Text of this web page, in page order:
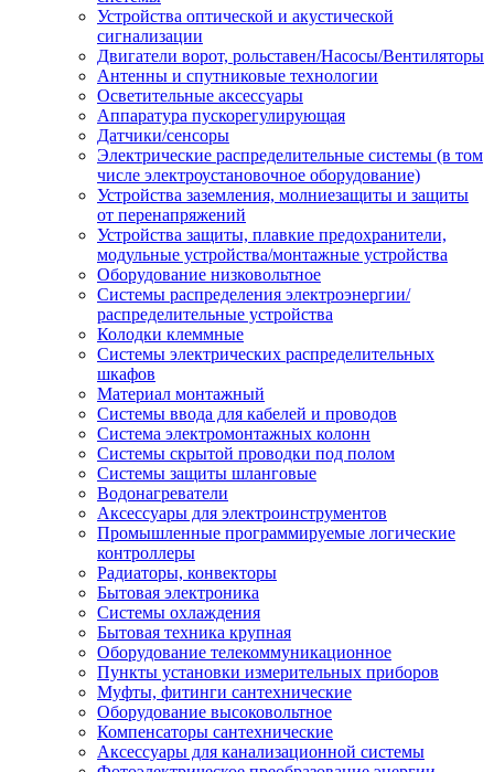
Устройства оптической и акустической
сигнализации
Двигатели ворот, рольставен/Насосы/Вентиляторы
Антенны и спутниковые технологии
Осветительные аксессуары
Аппаратура пускорегулирующая
Датчики/сенсоры
Электрические распределительные системы (в том
числе электроустановочное оборудование)
Устройства заземления, молниезащиты и защиты
от перенапряжений
Устройства защиты, плавкие предохранители,
модульные устройства/монтажные устройства
Оборудование низковольтное
Системы распределения электроэнергии/
распределительные устройства
Колодки клеммные
Системы электрических распределительных
шкафов
Материал монтажный
Системы ввода для кабелей и проводов
Система электромонтажных колонн
Системы скрытой проводки под полом
Системы защиты шланговые
Водонагреватели
Аксессуары для электроинструментов
Промышленные программируемые логические
контроллеры
Радиаторы, конвекторы
Бытовая электроника
Системы охлаждения
Бытовая техника крупная
Оборудование телекоммуникационное
Пункты установки измерительных приборов
Муфты, фитинги сантехнические
Оборудование высоковольтное
Компенсаторы сантехнические
Аксессуары для канализационной системы